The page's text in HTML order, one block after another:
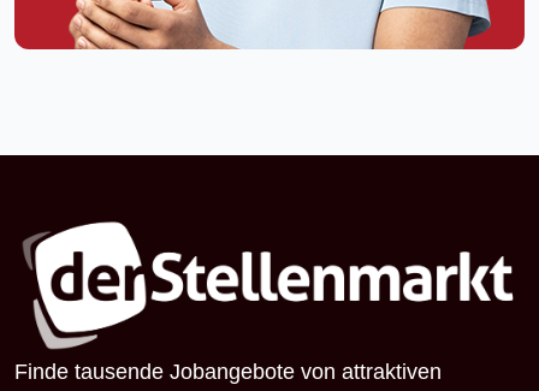
Finde tausende Jobangebote von attraktiven